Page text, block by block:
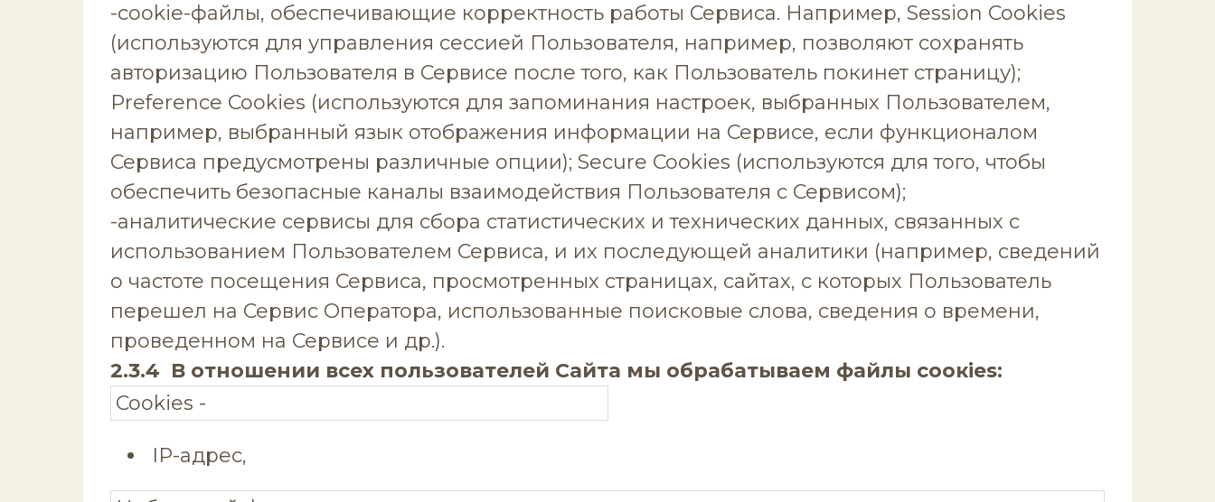
-cookie-файлы, обеспечивающие корректность работы Сервиса. Например, Session Cookies
(используются для управления сессией Пользователя, например, позволяют сохранять
авторизацию Пользователя в Сервисе после того, как Пользователь покинет страницу);
Preference Cookies (используются для запоминания настроек, выбранных Пользователем,
например, выбранный язык отображения информации на Сервисе, если функционалом
Сервиса предусмотрены различные опции); Secure Cookies (используются для того, чтобы
обеспечить безопасные каналы взаимодействия Пользователя с Сервисом);
-аналитические сервисы для сбора статистических и технических данных, связанных с
использованием Пользователем Сервиса, и их последующей аналитики (например, сведений
о частоте посещения Сервиса, просмотренных страницах, сайтах, с которых Пользователь
перешел на Сервис Оператора, использованные поисковые слова, сведения о времени,
проведенном на Сервисе и др.).
2.3.4 В отношении вcеx пользователей Сайта мы обрабатываем файлы соокіеs:
Cookies -
IР-адрес,